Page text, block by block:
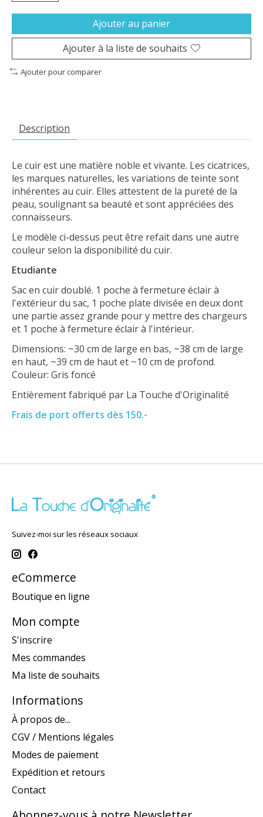
Ajouter au panier
Ajouter à la liste de souhaits
Ajouter pour comparer
Description
Le cuir est une matière noble et vivante. Les cicatrices,
les marques naturelles, les variations de teinte sont
inhérentes au cuir. Elles attestent de la pureté de la
peau, soulignant sa beauté et sont appréciées des
connaisseurs.
Le modèle ci-dessus peut être refait dans une autre
couleur selon la disponibilité du cuir.
Etudiante
Sac en cuir doublé. 1 poche à fermeture éclair à
l'extérieur du sac, 1 poche plate divisée en deux dont
une partie assez grande pour y mettre des chargeurs
et 1 poche à fermeture éclair à l'intérieur.
Dimensions: ~30 cm de large en bas, ~38 cm de large
en haut, ~39 cm de haut et ~10 cm de profond.
Couleur: Gris foncé
Entièrement fabriqué par La Touche d'Originalité
Frais de port offerts dès 150.-
Suivez-moi sur les réseaux sociaux
eCommerce
Boutique en ligne
Mon compte
S'inscrire
Mes commandes
Ma liste de souhaits
Informations
À propos de...
CGV / Mentions légales
Modes de paiement
Expédition et retours
Contact